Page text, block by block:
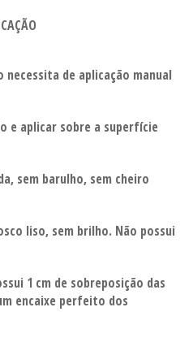
de aplicação manual
e aplicar sobre a superfície
sem barulho, sem cheiro
liso, sem brilho. Não possui
1 cm de sobreposição das
encaixe perfeito dos